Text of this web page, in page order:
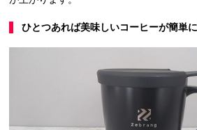
ひとつあれば美味しいコーヒーが簡単